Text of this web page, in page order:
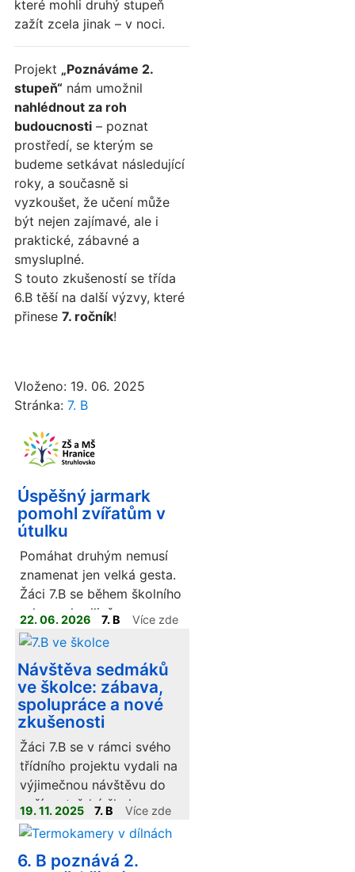
které mohli druhý stupeň
zažít zcela jinak – v noci.
Projekt „Poznáváme 2.
stupeň“ nám umožnil
nahlédnout za roh
budoucnosti – poznat
prostředí, se kterým se
budeme setkávat následující
roky, a současně si
vyzkoušet, že učení může
být nejen zajímavé, ale i
praktické, zábavné a
smysluplné.
S touto zkušeností se třída
6.B těší na další výzvy, které
přinese 7. ročník!
Vloženo: 19. 06. 2025
Stránka: 7. B
Úspěšný jarmark
pomohl zvířatům v
útulku
Pomáhat druhým nemusí
znamenat jen velká gesta.
Žáci 7.B se během školního
roku rozhodli, že svou
energií a nápady podpoří
dobrou věc. V rámci
školního jarmarku proto
vyráběli vlastní výrobky,
které následně nabízeli
návštěvníkům akce.
Výtěžek z prodeje se
rozhodli věnovat útulku
pro zvířata v Přerově, čímž
spojili kreativitu, spolupráci
a ochotu pomáhat tam,
kde je to potřeba.
22. 06. 2026 7. B Více zde
Návštěva sedmáků
ve školce: zábava,
spolupráce a nové
zkušenosti
Žáci 7.B se v rámci svého
třídního projektu vydali na
výjimečnou návštěvu do
naší mateřské školy.
Čekala na ně skupina
čtrnácti předškoláků, kteří
se s nadšením pustili do
19. 11. 2025 7. B Více zde
6. B poznává 2.